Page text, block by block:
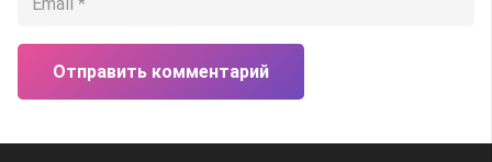
Отправить комментарий